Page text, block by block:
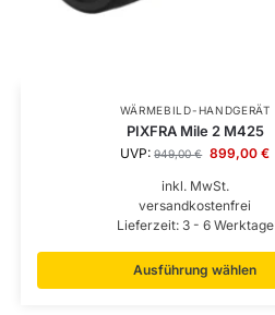
WÄRMEBILD-HANDGERÄT
PIXFRA Mile 2 M425
UVP: 949,00€ 899,00€
inkl. MwSt.
versandkostenfrei
Lieferzeit: 3 - 6 Werktage
Ausführung wählen